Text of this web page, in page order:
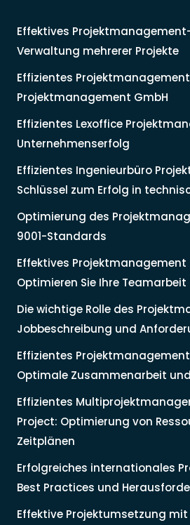
Effektives
Verwaltung mehrerer Projekte
Effizientes
Projektmanagement GmbH
Effizientes Lexoffice
Unternehmenserfolg
Effizientes Ingenieurbüro
Schlüssel zum Erfolg in
Optimierung des
9001-Standards
Effektives
Optimieren Sie Ihre Teamarbeit
Die wichtige Rolle des
Jobbeschreibung und
Effizientes
Optimale Zusammenarbeit
Effizientes
Project: Optimierung von
Zeitplänen
Erfolgreiches internationales
Best Practices und
Effektive Projektumsetzung mit